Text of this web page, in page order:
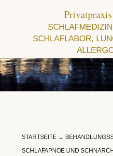
SCHLAFLABOR,
STARTSEITE→
SCHLAFAPNOE UND